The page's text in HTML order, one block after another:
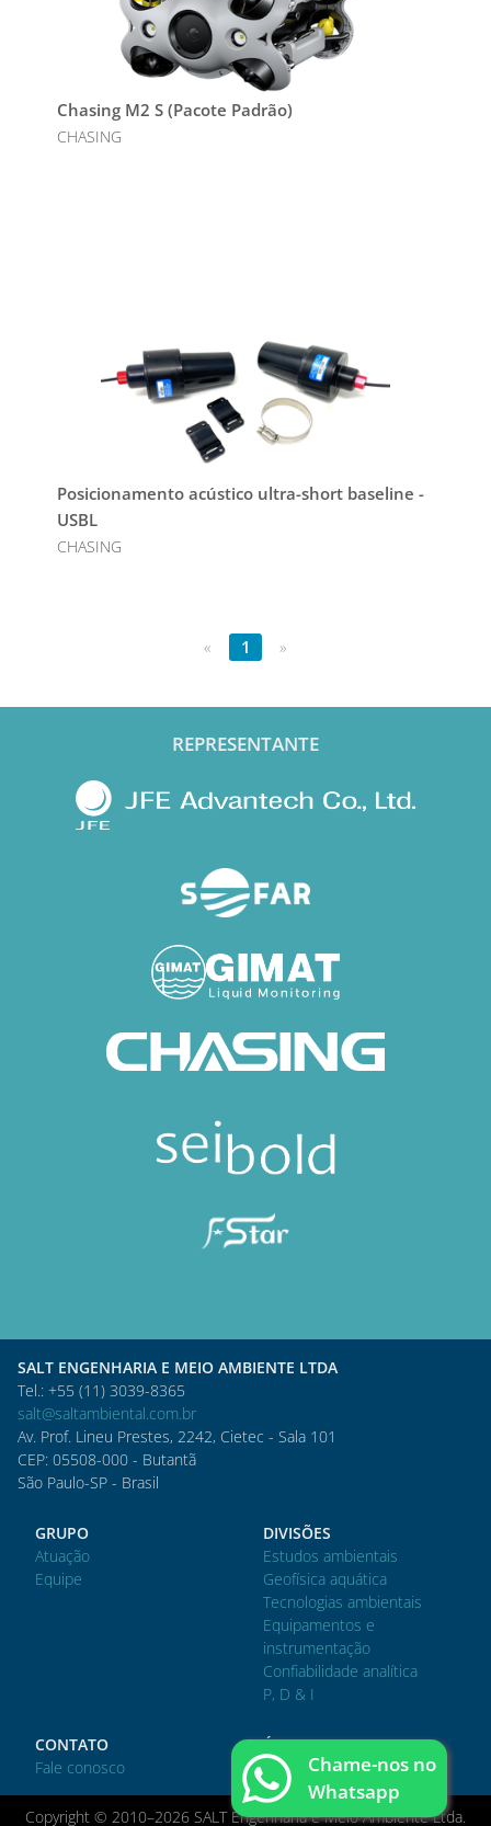
Chasing M2 S (Pacote Padrão)
CHASING
Posicionamento acústico ultra-short baseline -
USBL
CHASING
« 1 »
REPRESENTANTE
SALT ENGENHARIA E MEIO AMBIENTE LTDA
Tel.: +55 (11) 3039-8365
salt@saltambiental.com.br
Av. Prof. Lineu Prestes, 2242, Cietec - Sala 101
CEP: 05508-000 - Butantã
São Paulo-SP - Brasil
GRUPO
Atuação
Equipe
DIVISÕES
Estudos ambientais
Geofísica aquática
Tecnologias ambientais
Equipamentos e
instrumentação
Confiabilidade analítica
P, D & I
CONTATO
Fale conosco
ÁREA DO CLIENTE
Acessar
Copyright © 2010–2026 SALT Engenharia e Meio Ambiente Ltda.
Chame-nos no
Whatsapp